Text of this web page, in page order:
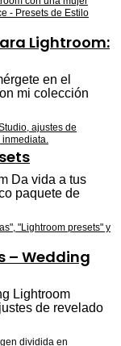
Lightroom:
en el
mi colección
Da vida a tus
paquete de
– Wedding
Lightroom
de revelado